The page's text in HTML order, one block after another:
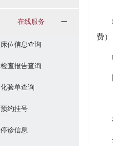
在线服务
床位信息查询
检查报告查询
化验单查询
预约挂号
停诊信息
线
费
临
步
扫